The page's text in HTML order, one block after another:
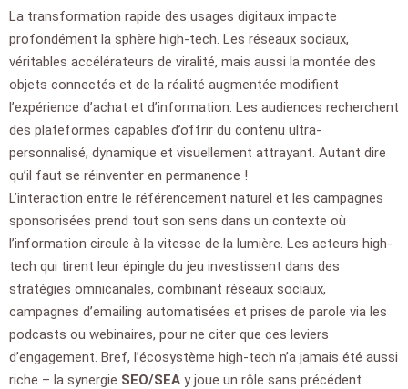
La transformation rapide des usages digitaux impacte
profondément la sphère high-tech. Les réseaux sociaux,
véritables accélérateurs de viralité, mais aussi la montée des
objets connectés et de la réalité augmentée modifient
l’expérience d’achat et d’information. Les audiences recherchent
des plateformes capables d’offrir du contenu ultra-
personnalisé, dynamique et visuellement attrayant. Autant dire
qu’il faut se réinventer en permanence !
L’interaction entre le référencement naturel et les campagnes
sponsorisées prend tout son sens dans un contexte où
l’information circule à la vitesse de la lumière. Les acteurs high-
tech qui tirent leur épingle du jeu investissent dans des
stratégies omnicanales, combinant réseaux sociaux,
campagnes d’emailing automatisées et prises de parole via les
podcasts ou webinaires, pour ne citer que ces leviers
d’engagement. Bref, l’écosystème high-tech n’a jamais été aussi
riche – la synergie SEO/SEA y joue un rôle sans précédent.